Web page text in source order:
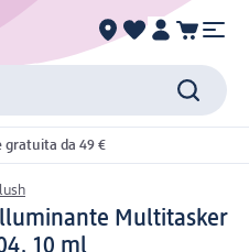
gratuita da 49 €
Multitasker
10 ml